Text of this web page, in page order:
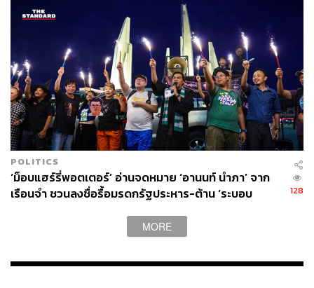
POLITICS
‘ม็อบแฮร์รี่พอตเตอร์’ อ่านจดหมาย ‘อานนท์ นำภา’ จาก
เรือนจำ ชวนลงชื่อรื้อมรดกรัฐประหาร-ต้าน ‘ระบอบ
128
MORE